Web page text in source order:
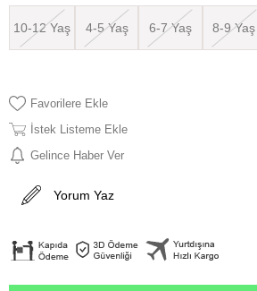
10-12 Yaş 4-5 Yaş 6-7 Yaş 8-9 Yaş
Favorilere Ekle
İstek Listeme Ekle
Gelince Haber Ver
Yorum Yaz